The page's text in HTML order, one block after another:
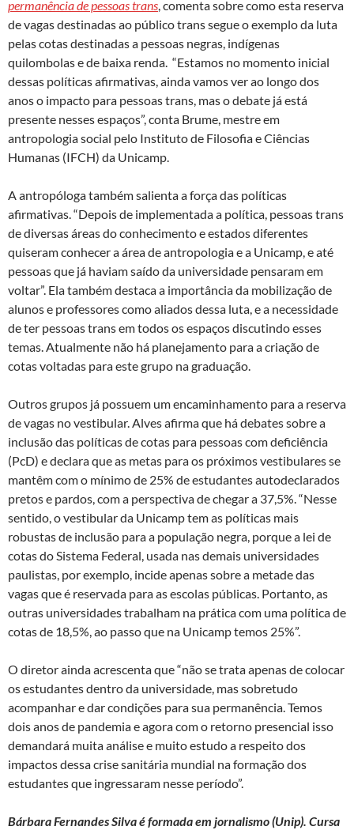
permanência de pessoas trans, comenta sobre como esta reserva
de vagas destinadas ao público trans segue o exemplo da luta
pelas cotas destinadas a pessoas negras, indígenas
quilombolas e de baixa renda. “Estamos no momento inicial
dessas políticas afirmativas, ainda vamos ver ao longo dos
anos o impacto para pessoas trans, mas o debate já está
presente nesses espaços”, conta Brume, mestre em
antropologia social pelo Instituto de Filosofia e Ciências
Humanas (IFCH) da Unicamp.
A antropóloga também salienta a força das políticas
afirmativas. “Depois de implementada a política, pessoas trans
de diversas áreas do conhecimento e estados diferentes
quiseram conhecer a área de antropologia e a Unicamp, e até
pessoas que já haviam saído da universidade pensaram em
voltar”. Ela também destaca a importância da mobilização de
alunos e professores como aliados dessa luta, e a necessidade
de ter pessoas trans em todos os espaços discutindo esses
temas. Atualmente não há planejamento para a criação de
cotas voltadas para este grupo na graduação.
Outros grupos já possuem um encaminhamento para a reserva
de vagas no vestibular. Alves afirma que há debates sobre a
inclusão das políticas de cotas para pessoas com deficiência
(PcD) e declara que as metas para os próximos vestibulares se
mantêm com o mínimo de 25% de estudantes autodeclarados
pretos e pardos, com a perspectiva de chegar a 37,5%. “Nesse
sentido, o vestibular da Unicamp tem as políticas mais
robustas de inclusão para a população negra, porque a lei de
cotas do Sistema Federal, usada nas demais universidades
paulistas, por exemplo, incide apenas sobre a metade das
vagas que é reservada para as escolas públicas. Portanto, as
outras universidades trabalham na prática com uma política de
cotas de 18,5%, ao passo que na Unicamp temos 25%”.
O diretor ainda acrescenta que “não se trata apenas de colocar
os estudantes dentro da universidade, mas sobretudo
acompanhar e dar condições para sua permanência. Temos
dois anos de pandemia e agora com o retorno presencial isso
demandará muita análise e muito estudo a respeito dos
impactos dessa crise sanitária mundial na formação dos
estudantes que ingressaram nesse período”.
Bárbara Fernandes Silvaé formada em jornalismo (Unip). Cursa